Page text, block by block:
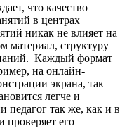
что качество
в центрах
никак не влияет на
материал, структуру
Каждый формат
на онлайн-
экрана, так
легче и
педагог так же, как и в
проверяет его